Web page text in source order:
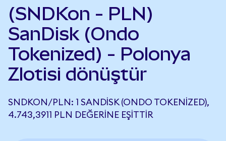
(SNDKon - PLN)
SanDisk (Ondo
Tokenized) - Polonya
Zlotisi dönüştür
SNDKON/PLN: 1 SANDISK (ONDO TOKENIZED),
4.743,3911 PLN DEĞERINE EŞITTIR